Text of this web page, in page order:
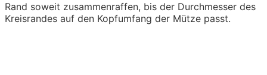
Rand soweit zusammenraffen, bis der Durchmesser des
Kreisrandes auf den Kopfumfang der Mütze passt.